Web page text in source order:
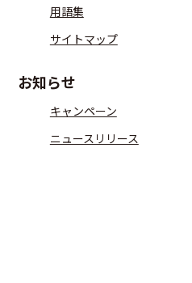
用語集
サイトマップ
お知らせ
キャンペーン
ニュースリリース